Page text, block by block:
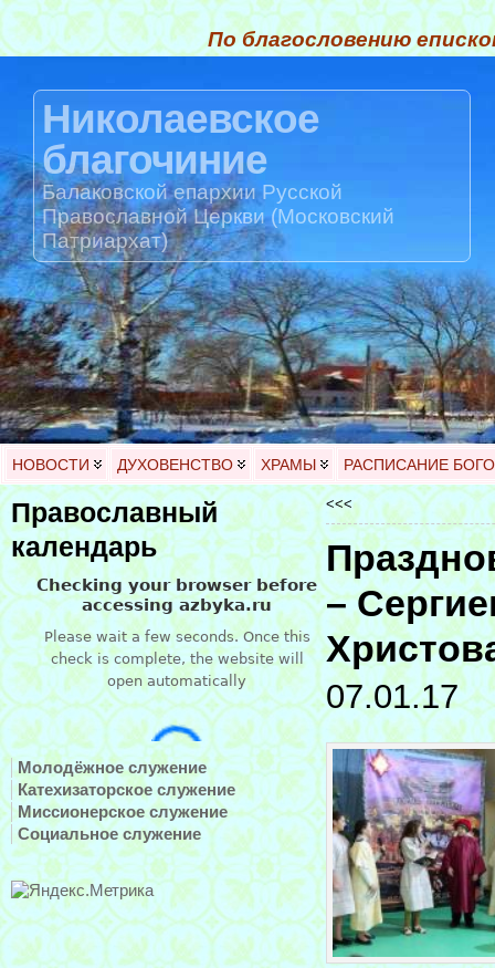
По благословению
Николаевское
благочиние
Балаковской епархии Русской
Православной Церкви (Московский
Патриархат)
НОВОСТИ ДУХОВЕНСТВО ХРАМЫ РАСПИСАНИЕ
Православный
календарь
Молодёжное служение
Катехизаторское служение
Миссионерское служение
Социальное служение
<<<
–
07.01.17